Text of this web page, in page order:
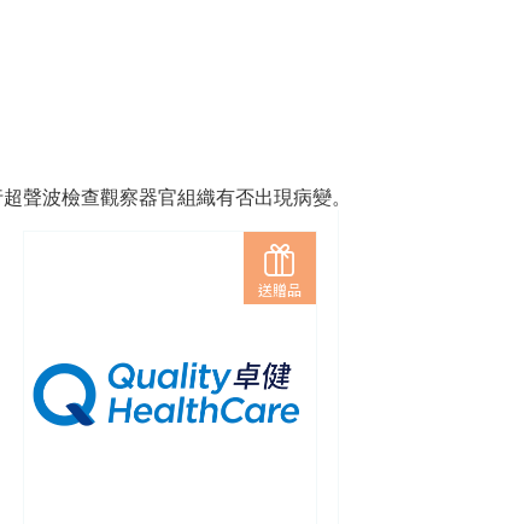
聲波檢查觀察器官組織有否出現病變。
送贈品